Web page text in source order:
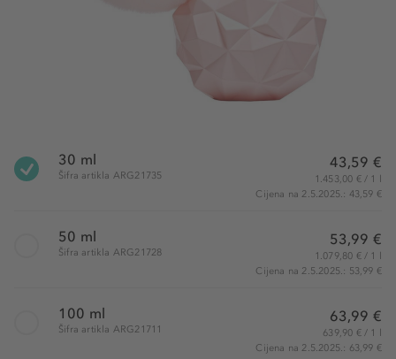
30 ml
Šifra artikla ARG21735
43,59 €
1.453,00 € / 1 l
Cijena na 2.5.2025.: 43,59 €
50 ml
Šifra artikla ARG21728
53,99 €
1.079,80 € / 1 l
Cijena na 2.5.2025.: 53,99 €
100 ml
Šifra artikla ARG21711
63,99 €
639,90 € / 1 l
Cijena na 2.5.2025.: 63,99 €